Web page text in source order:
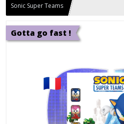
Sonic Super Teams
Gotta go fast !